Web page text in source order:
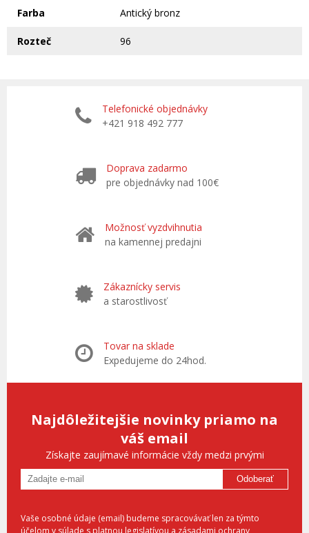
Farba Antický bronz
Rozteč 96
Telefonické objednávky
+421 918 492 777
Doprava zadarmo
pre objednávky nad 100€
Možnosť vyzdvihnutia
na kamennej predajni
Zákaznícky servis
a starostlivosť
Tovar na sklade
Expedujeme do 24hod.
Najdôležitejšie novinky priamo na
váš email
Získajte zaujímavé informácie vždy medzi prvými
Odoberať
Vaše osobné údaje (email) budeme spracovávať len za týmto
účelom v súlade s platnou legislatívou a zásadami ochrany